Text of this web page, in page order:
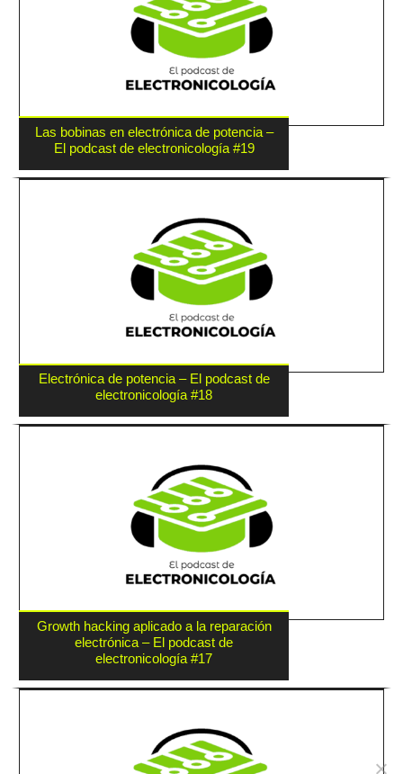
Las bobinas en electrónica de potencia –
El podcast de electronicología #19
Electrónica de potencia – El podcast de
electronicología #18
Growth hacking aplicado a la reparación
electrónica – El podcast de
electronicología #17